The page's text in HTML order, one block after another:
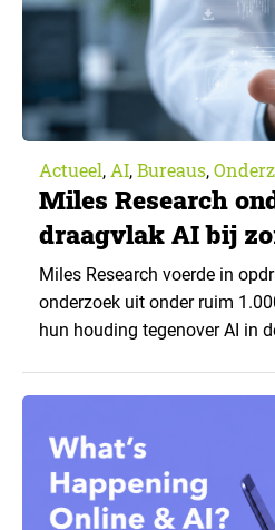
Actueel, AI, Bureaus,
Miles Research
draagvlak AI bij
CZ
Miles Research voerde in
onderzoek uit onder ruim
hun houding tegenover AI in
toepassingen, en waar
artikel is aangeleverd door
Research. ▼ De uitkomsten